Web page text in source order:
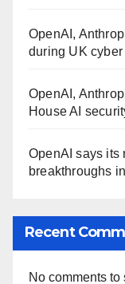
OpenAI,
during UK
OpenAI,
House AI
OpenAI says its
breakthroughs
Recent
No comments to